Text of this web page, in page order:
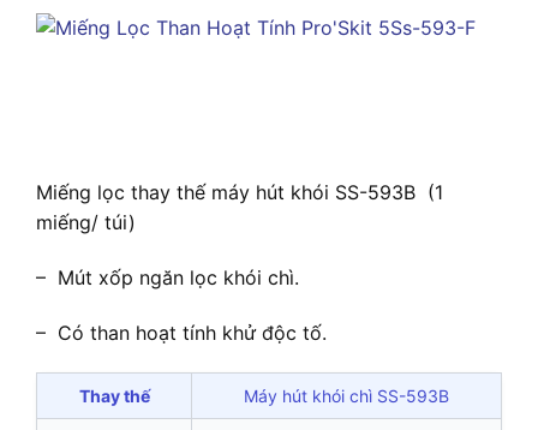
Miếng lọc thay thế máy hút khói SS-593B (1
miếng/ túi)
– Mút xốp ngăn lọc khói chì.
– Có than hoạt tính khử độc tố.
Thay thế Máy hút khói chì SS-593B